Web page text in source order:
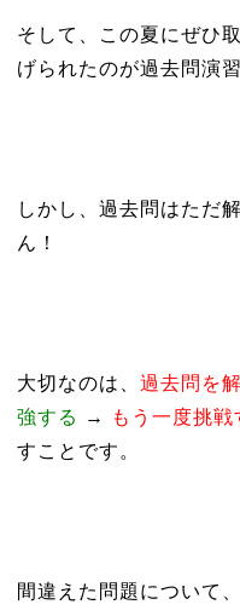
そして、この夏にぜひ
げられたのが過去問演習
しかし、過去問はただ
ん！
大切なのは、 過去問を解
強する
→ もう一度挑戦
すことです。
間違えた問題について、